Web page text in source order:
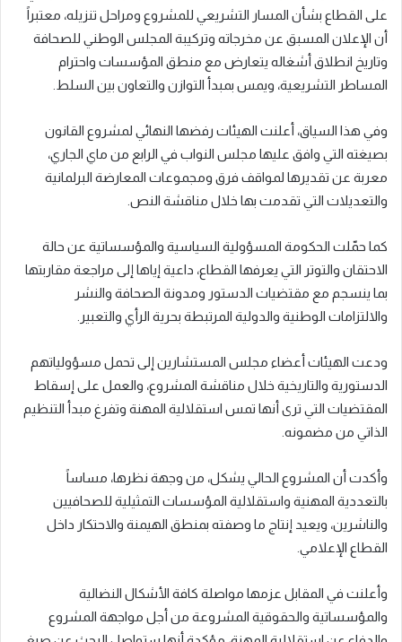
على القطاع بشأن المسار التشريعي للمشروع ومراحل تنزيله، معتبراً
أن الإعلان المسبق عن مخرجاته وتركيبة المجلس الوطني للصحافة
وتاريخ انطلاق أشغاله يتعارض مع منطق المؤسسات واحترام
المساطر التشريعية، ويمس بمبدأ التوازن والتعاون بين السلط.
وفي هذا السياق، أعلنت الهيئات رفضها النهائي لمشروع القانون
بصيغته التي وافق عليها مجلس النواب في الرابع من ماي الجاري،
معربة عن تقديرها لمواقف فرق ومجموعات المعارضة البرلمانية
والتعديلات التي تقدمت بها خلال مناقشة النص.
كما حمّلت الحكومة المسؤولية السياسية والمؤسساتية عن حالة
الاحتقان والتوتر التي يعرفها القطاع، داعية إياها إلى مراجعة مقاربتها
بما ينسجم مع مقتضيات الدستور ومدونة الصحافة والنشر
والالتزامات الوطنية والدولية المرتبطة بحرية الرأي والتعبير.
ودعت الهيئات أعضاء مجلس المستشارين إلى تحمل مسؤولياتهم
الدستورية والتاريخية خلال مناقشة المشروع، والعمل على إسقاط
المقتضيات التي ترى أنها تمس استقلالية المهنة وتفرغ مبدأ التنظيم
الذاتي من مضمونه.
وأكدت أن المشروع الحالي يشكل، من وجهة نظرها، مساساً
بالتعددية المهنية واستقلالية المؤسسات التمثيلية للصحافيين
والناشرين، ويعيد إنتاج ما وصفته بمنطق الهيمنة والاحتكار داخل
القطاع الإعلامي.
وأعلنت في المقابل عزمها مواصلة كافة الأشكال النضالية
والمؤسساتية والحقوقية المشروعة من أجل مواجهة المشروع